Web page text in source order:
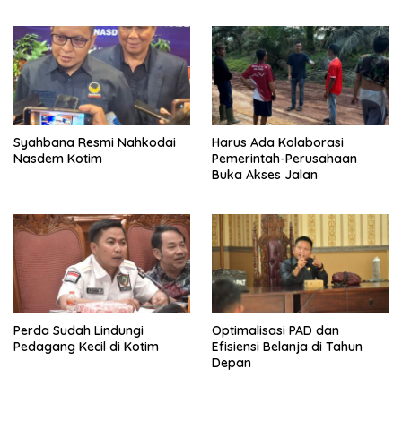
Syahbana Resmi Nahkodai
Nasdem Kotim
Harus Ada Kolaborasi
Pemerintah-Perusahaan
Buka Akses Jalan
Perda Sudah Lindungi
Pedagang Kecil di Kotim
Optimalisasi PAD dan
Efisiensi Belanja di Tahun
Depan